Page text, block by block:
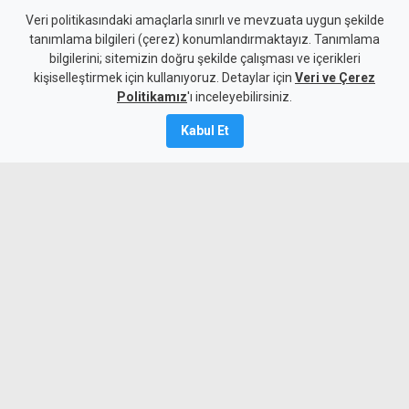
ABD, İran'a yönelik bazı
yaptırımları kaldırdı
Veri politikasındaki amaçlarla sınırlı ve mevzuata uygun şekilde
tanımlama bilgileri (çerez) konumlandırmaktayız. Tanımlama
bilgilerini; sitemizin doğru şekilde çalışması ve içerikleri
kişiselleştirmek için kullanıyoruz. Detaylar için Veri ve Çerez
Politikamız'ı inceleyebilirsiniz.
Kabul Et